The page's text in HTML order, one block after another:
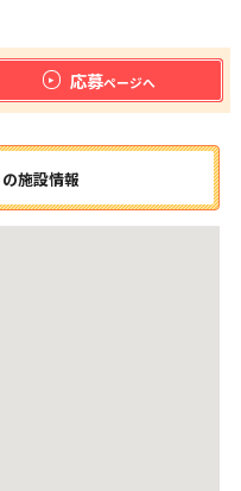
応募ページへ
の施設情報